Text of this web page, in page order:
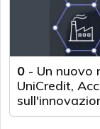
0 - Un nuovo
UniCredit,